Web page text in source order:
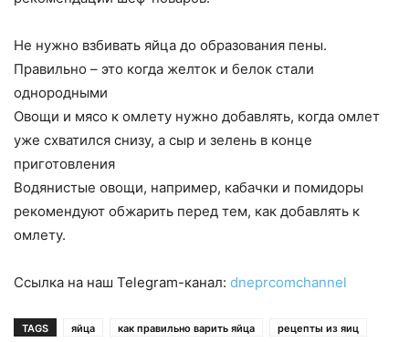
Не нужно взбивать яйца до образования пены.
Правильно – это когда желток и белок стали
однородными
Овощи и мясо к омлету нужно добавлять, когда омлет
уже схватился снизу, а сыр и зелень в конце
приготовления
Водянистые овощи, например, кабачки и помидоры
рекомендуют обжарить перед тем, как добавлять к
омлету.
Ссылка на наш Telegram-канал: dneprcomchannel
TAGS яйца как правильно варить яйца рецепты из яиц